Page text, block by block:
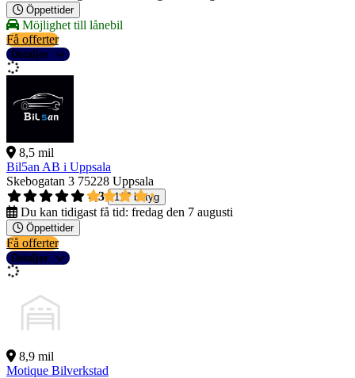
Öppettider
Möjlighet till lånebil
Få offerter
Detaljer
8,5 mil
Bil5an AB i Uppsala
Skebogatan 3 75228 Uppsala
4,3
117 betyg
Du kan tidigast få tid: fredag den 7 augusti
Öppettider
Få offerter
Detaljer
8,9 mil
Motique Bilverkstad